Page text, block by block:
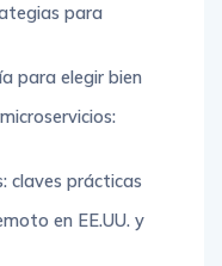
para
para elegir bien
claves prácticas
en EE.UU. y